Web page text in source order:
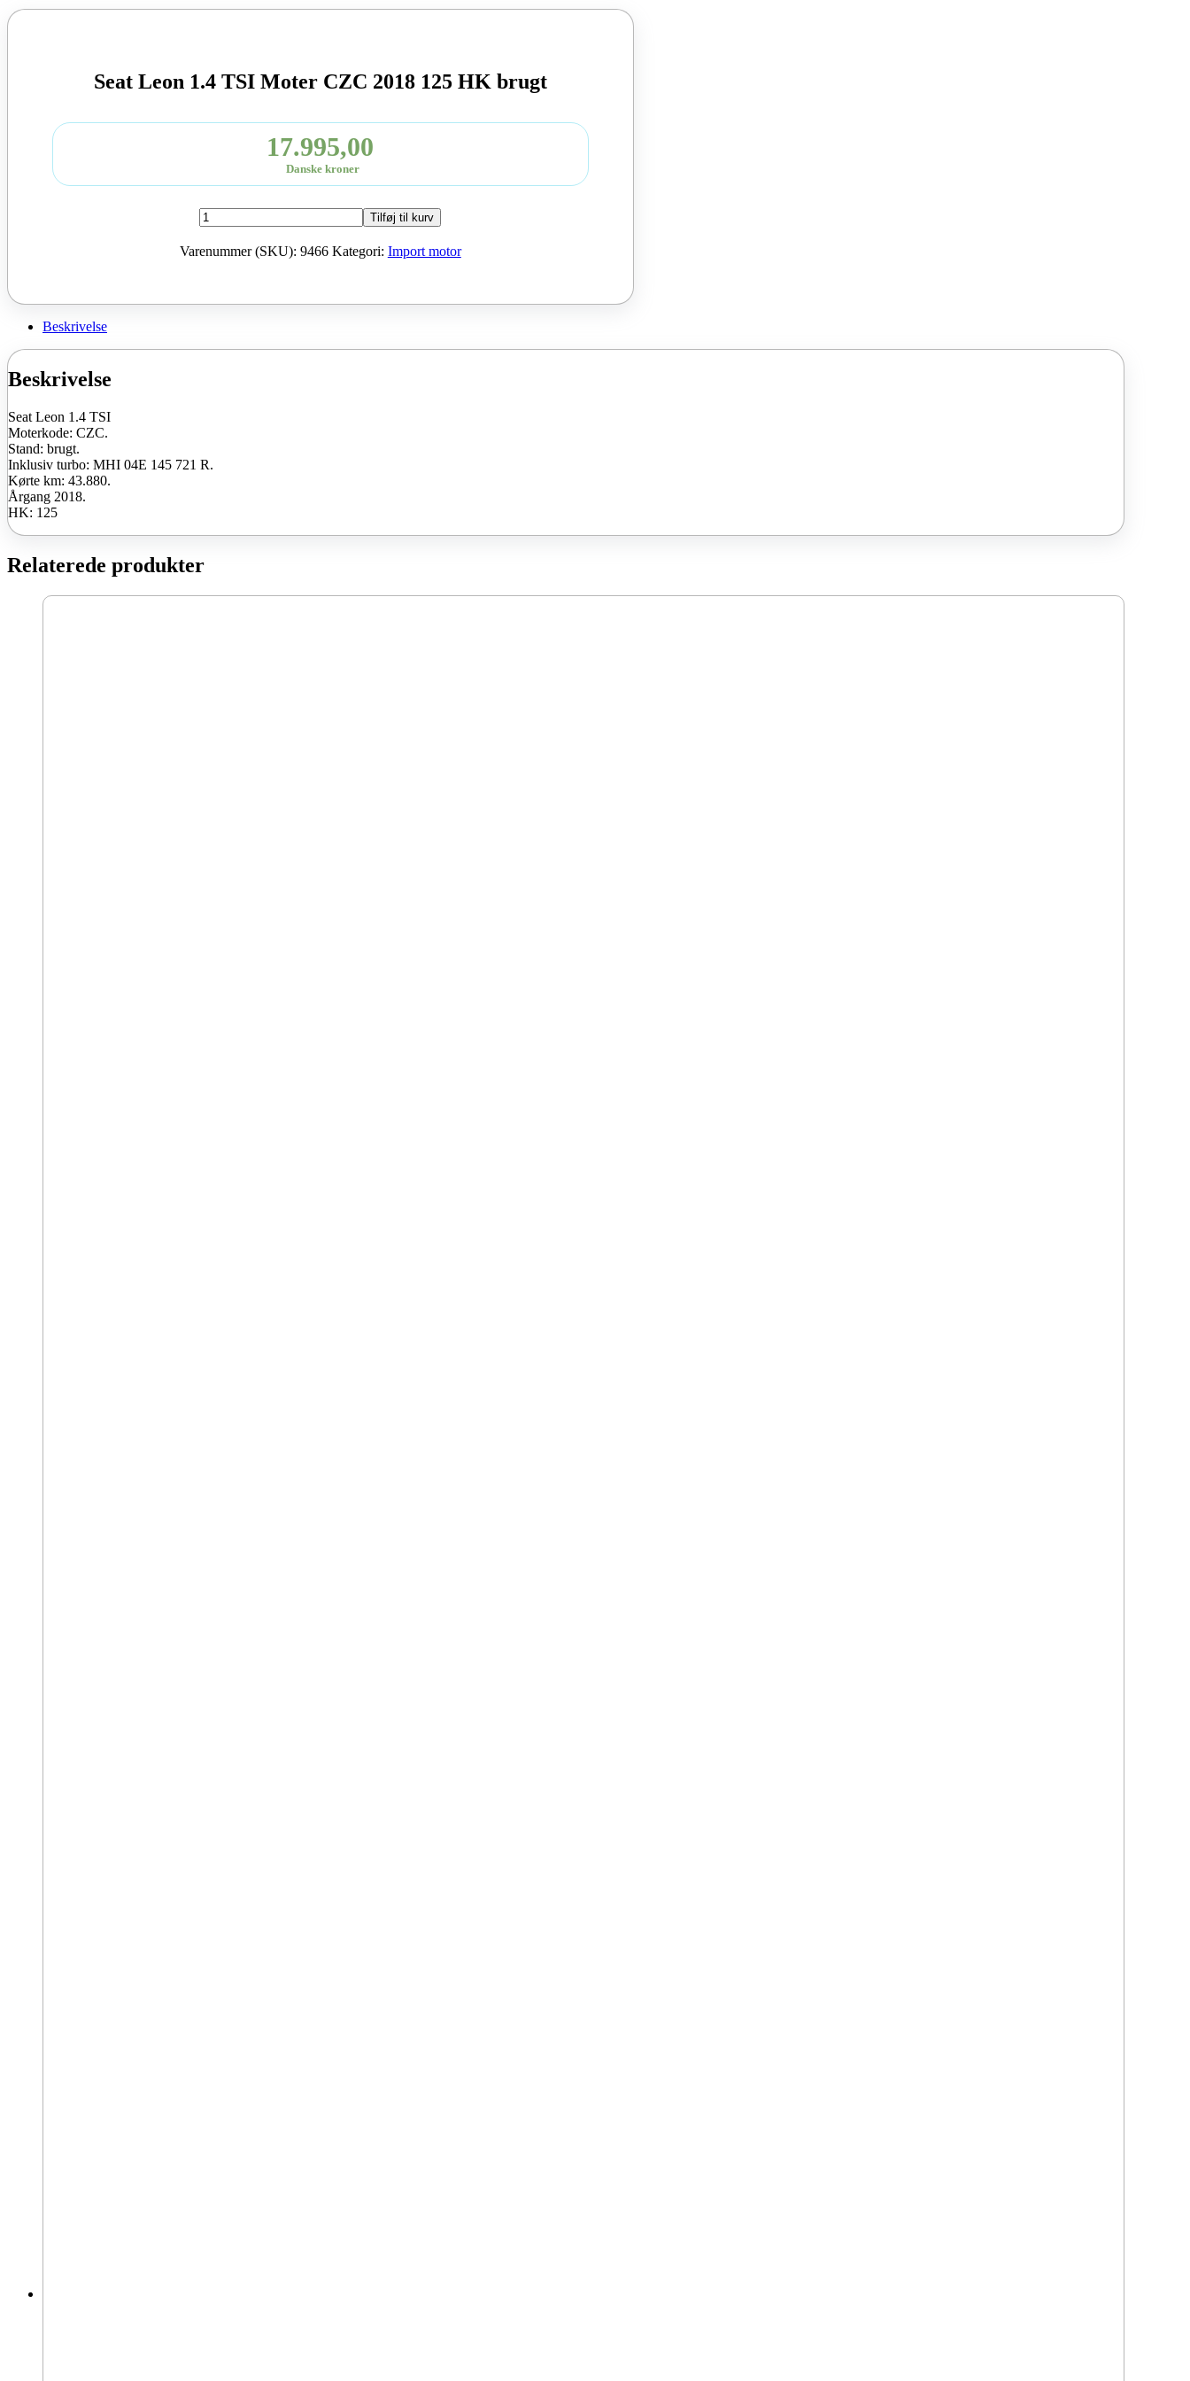
Seat Leon 1.4 TSI Moter CZC 2018 125 HK brugt
17.995,00
Danske kroner
Seat
Leon
1.4
Tilføj til kurv
Varenummer (SKU): 9466 Kategori: Import motor
Beskrivelse
Beskrivelse
Seat Leon 1.4 TSI
Moterkode: CZC.
Stand: brugt.
Inklusiv turbo: MHI 04E 145 721 R.
Kørte km: 43.880.
Årgang 2018.
HK: 125
Relaterede produkter